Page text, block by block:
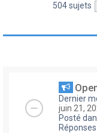
504 sujets
Dernier
juin 21,
Posté
Réponses